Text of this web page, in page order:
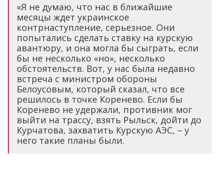
«Я не думаю, что нас в ближайшие
месяцы ждет украинское
контрнаступление, серьезное. Они
попытались сделать ставку на курскую
авантюру, и она могла бы сыграть, если
бы не несколько «но», несколько
обстоятельств. Вот, у нас была недавно
встреча с министром обороны
Белоусовым, который сказал, что все
решилось в точке Коренево. Если бы
Коренево не удержали, противник мог
выйти на трассу, взять Рыльск, дойти до
Курчатова, захватить Курскую АЭС, – у
него такие планы были.